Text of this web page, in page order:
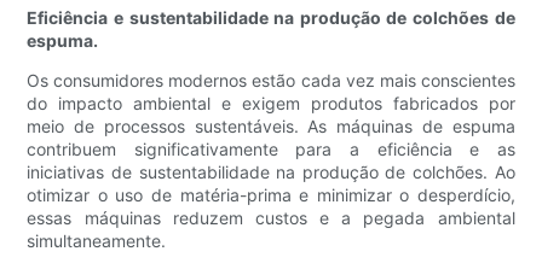
Eficiência e sustentabilidade na produção de colchões de
espuma.
Os consumidores modernos estão cada vez mais conscientes
do impacto ambiental e exigem produtos fabricados por
meio de processos sustentáveis. As máquinas de espuma
contribuem significativamente para a eficiência e as
iniciativas de sustentabilidade na produção de colchões. Ao
otimizar o uso de matéria-prima e minimizar o desperdício,
essas máquinas reduzem custos e a pegada ambiental
simultaneamente.